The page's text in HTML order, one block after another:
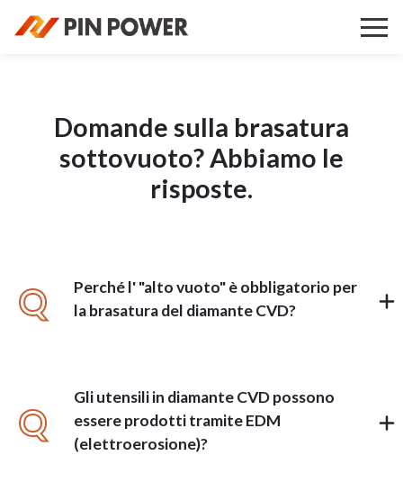
Domande sulla brasatura
sottovuoto? Abbiamo le
risposte.
Q
Perché l' "alto vuoto" è obbligatorio per
la brasatura del diamante CVD?
Q
Gli utensili in diamante CVD possono
essere prodotti tramite EDM
(elettroerosione)?